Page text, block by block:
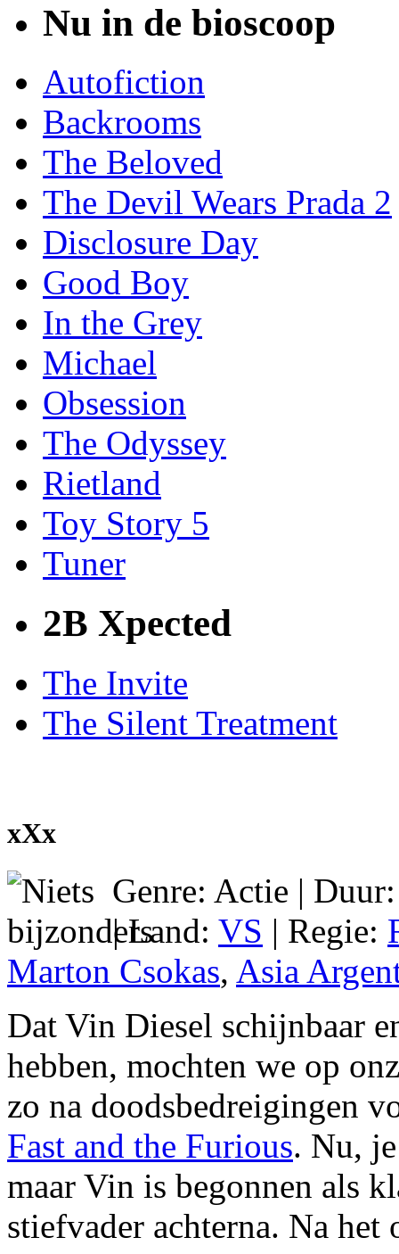
Nu in de bioscoop
Autofiction
Backrooms
The Beloved
The Devil Wears Prada 2
Disclosure Day
Good Boy
In the Grey
Michael
Obsession
The Odyssey
Rietland
Toy Story 5
Tuner
2B Xpected
The Invite
The Silent Treatment
xXx
Genre: Actie |
| Land: VS | Regie:
Marton Csokas, Asia
Dat Vin Diesel schijnbaar
hebben, mochten we op
zo na doodsbedreigingen
Fast and the Furious. Nu,
maar Vin is begonnen als
stiefvader achterna. Na